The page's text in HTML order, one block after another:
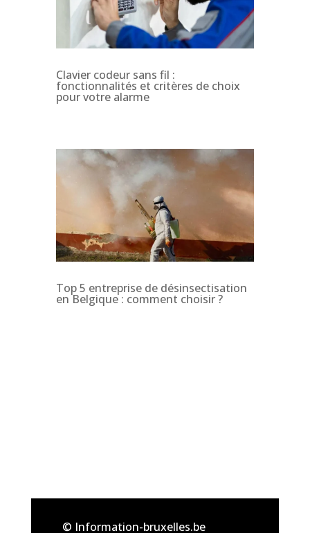
Clavier codeur sans fil :
fonctionnalités et critères de choix
pour votre alarme
Top 5 entreprise de désinsectisation
en Belgique : comment choisir ?
© Information-bruxelles.be